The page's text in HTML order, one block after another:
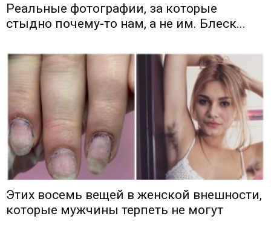
Реальные фотографии, за которые
стыдно почему-то нам, а не им. Блеск...
Этих восемь вещей в женской внешности,
которые мужчины терпеть не могут